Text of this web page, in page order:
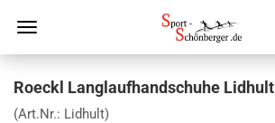
Roeckl Langlaufhandschuhe Lidhult
(Art.Nr.: Lidhult)